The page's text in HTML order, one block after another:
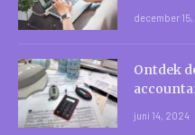
december
Ontdek
juni 14, 2024